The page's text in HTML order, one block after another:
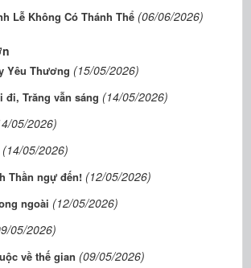
Lễ Không Có Thánh Thể (06/06/2026)
Yêu Thương (15/05/2026)
đi, Trăng vẫn sáng (14/05/2026)
05/2026)
(14/05/2026)
Thần ngự đến! (12/05/2026)
ngoài (12/05/2026)
05/2026)
về thế gian (09/05/2026)